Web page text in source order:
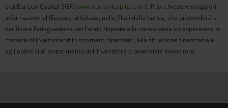
o di Eurizon Capital SGR (www.eurizoncapital.com). Puoi chiedere maggiori
informazioni al Gestore di fiducia, nelle filiali della banca, che provvederà a
verificare l’adeguatezza del Fondo rispetto alla conoscenza ed esperienza in
materia di investimenti in strumenti finanziari, alla situazione finanziaria e
agli obiettivi di investimento dell’investitore o potenziale investitore.